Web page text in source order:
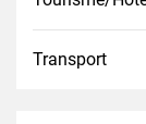
Transport